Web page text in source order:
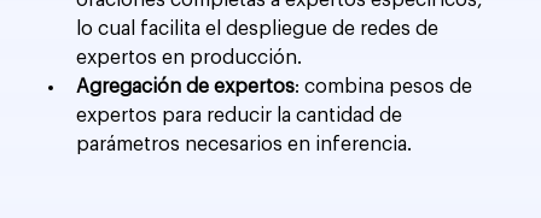
lo cual facilita el despliegue de redes de
expertos en producción.
Agregación de expertos: combina pesos de
expertos para reducir la cantidad de
parámetros necesarios en inferencia.